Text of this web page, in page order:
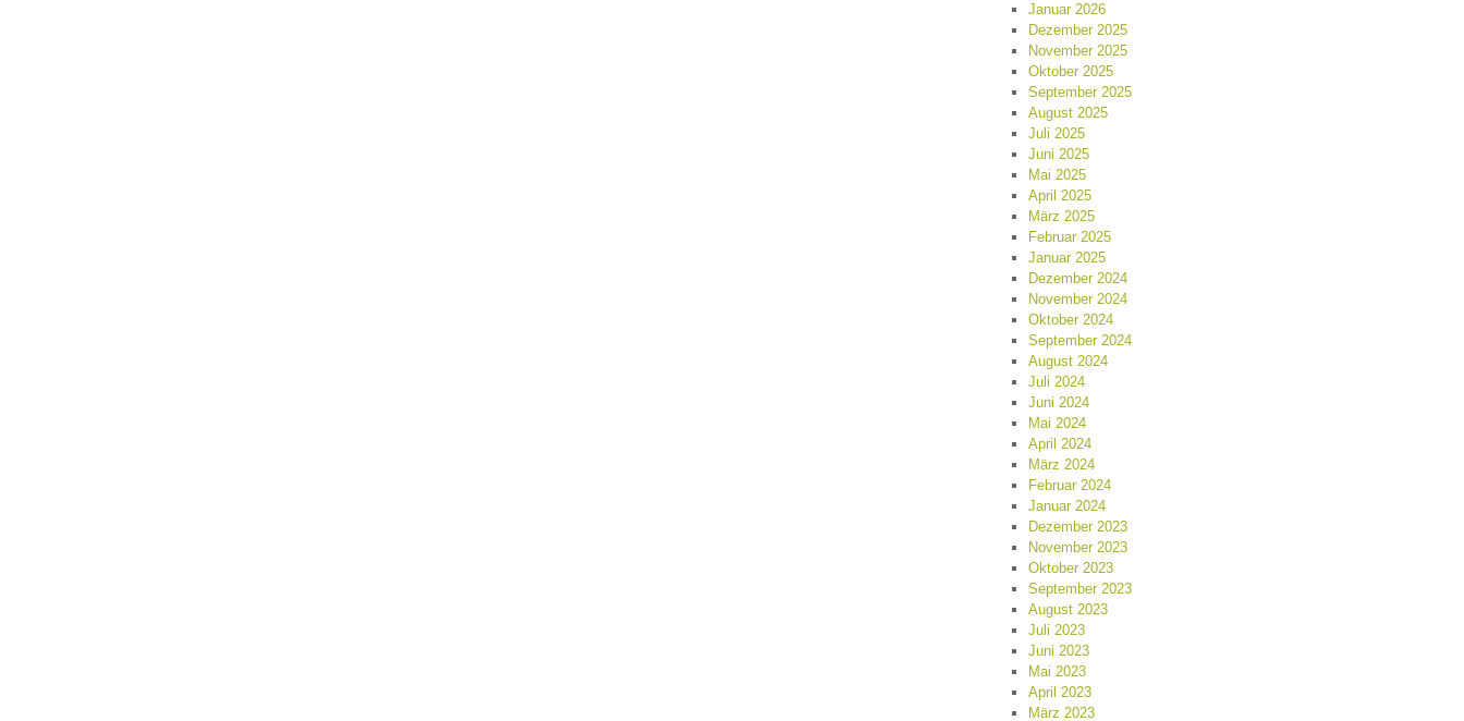
Januar 2026
Dezember 2025
November 2025
Oktober 2025
September 2025
August 2025
Juli 2025
Juni 2025
Mai 2025
April 2025
März 2025
Februar 2025
Januar 2025
Dezember 2024
November 2024
Oktober 2024
September 2024
August 2024
Juli 2024
Juni 2024
Mai 2024
April 2024
März 2024
Februar 2024
Januar 2024
Dezember 2023
November 2023
Oktober 2023
September 2023
August 2023
Juli 2023
Juni 2023
Mai 2023
April 2023
März 2023